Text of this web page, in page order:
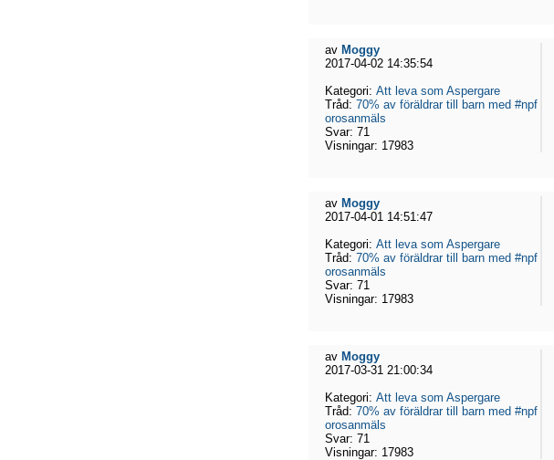
av Moggy
2017-04-02 14:35:54
Kategori: Att leva som Aspergare
Tråd: 70% av föräldrar till barn med #npf
orosanmäls
Svar: 71
Visningar: 17983
av Moggy
2017-04-01 14:51:47
Kategori: Att leva som Aspergare
Tråd: 70% av föräldrar till barn med #npf
orosanmäls
Svar: 71
Visningar: 17983
av Moggy
2017-03-31 21:00:34
Kategori: Att leva som Aspergare
Tråd: 70% av föräldrar till barn med #npf
orosanmäls
Svar: 71
Visningar: 17983